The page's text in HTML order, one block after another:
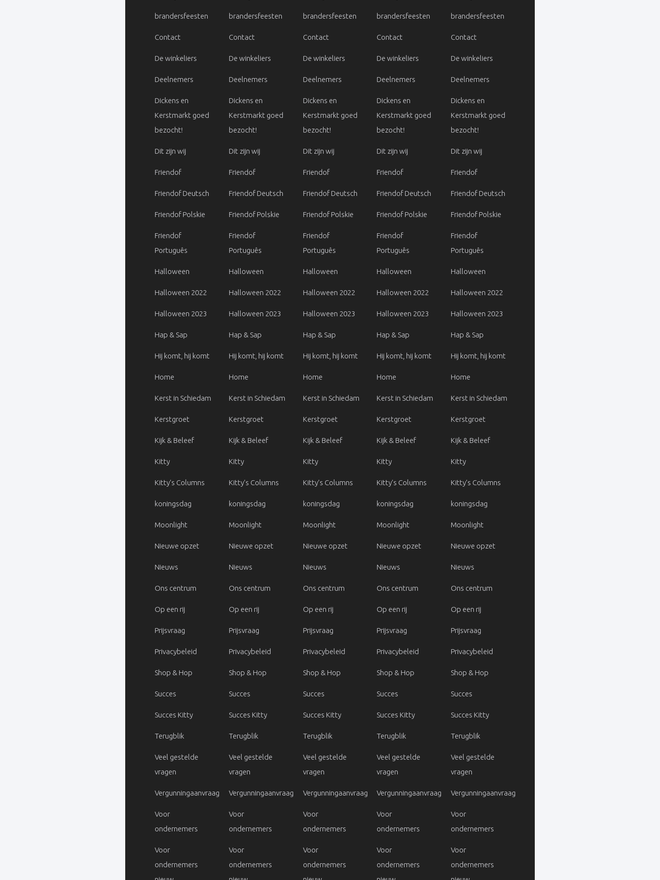
brandersfeesten
Contact
De winkeliers
Deelnemers
Dickens en
Kerstmarkt goed
bezocht!
Dit zijn wij
Friendof
Friendof Deutsch
Friendof Polskie
Friendof
Português
Halloween
Halloween 2022
Halloween 2023
Hap & Sap
Hij komt, hij komt
Home
Kerst in Schiedam
Kerstgroet
Kijk & Beleef
Kitty
Kitty’s Columns
koningsdag
Moonlight
Nieuwe opzet
Nieuws
Ons centrum
Op een rij
Prijsvraag
Privacybeleid
Shop & Hop
Succes
Succes Kitty
Terugblik
Veel gestelde
vragen
Vergunningaanvraag
Voor
ondernemers
Voor
ondernemers
brandersfeesten
Contact
De winkeliers
Deelnemers
Dickens en
Kerstmarkt goed
bezocht!
Dit zijn wij
Friendof
Friendof Deutsch
Friendof Polskie
Friendof
Português
Halloween
Halloween 2022
Halloween 2023
Hap & Sap
Hij komt, hij komt
Home
Kerst in Schiedam
Kerstgroet
Kijk & Beleef
Kitty
Kitty’s Columns
koningsdag
Moonlight
Nieuwe opzet
Nieuws
Ons centrum
Op een rij
Prijsvraag
Privacybeleid
Shop & Hop
Succes
Succes Kitty
Terugblik
Veel gestelde
vragen
Vergunningaanvraag
Voor
ondernemers
Voor
ondernemers
brandersfeesten
Contact
De winkeliers
Deelnemers
Dickens en
Kerstmarkt goed
bezocht!
Dit zijn wij
Friendof
Friendof Deutsch
Friendof Polskie
Friendof
Português
Halloween
Halloween 2022
Halloween 2023
Hap & Sap
Hij komt, hij komt
Home
Kerst in Schiedam
Kerstgroet
Kijk & Beleef
Kitty
Kitty’s Columns
koningsdag
Moonlight
Nieuwe opzet
Nieuws
Ons centrum
Op een rij
Prijsvraag
Privacybeleid
Shop & Hop
Succes
Succes Kitty
Terugblik
Veel gestelde
vragen
Vergunningaanvraag
Voor
ondernemers
Voor
ondernemers
brandersfeesten
Contact
De winkeliers
Deelnemers
Dickens en
Kerstmarkt goed
bezocht!
Dit zijn wij
Friendof
Friendof Deutsch
Friendof Polskie
Friendof
Português
Halloween
Halloween 2022
Halloween 2023
Hap & Sap
Hij komt, hij komt
Home
Kerst in Schiedam
Kerstgroet
Kijk & Beleef
Kitty
Kitty’s Columns
koningsdag
Moonlight
Nieuwe opzet
Nieuws
Ons centrum
Op een rij
Prijsvraag
Privacybeleid
Shop & Hop
Succes
Succes Kitty
Terugblik
Veel gestelde
vragen
Vergunningaanvraag
Voor
ondernemers
Voor
ondernemers
brandersfeesten
Contact
De winkeliers
Deelnemers
Dickens en
Kerstmarkt goed
bezocht!
Dit zijn wij
Friendof
Friendof Deutsch
Friendof Polskie
Friendof
Português
Halloween
Halloween 2022
Halloween 2023
Hap & Sap
Hij komt, hij komt
Home
Kerst in Schiedam
Kerstgroet
Kijk & Beleef
Kitty
Kitty’s Columns
koningsdag
Moonlight
Nieuwe opzet
Nieuws
Ons centrum
Op een rij
Prijsvraag
Privacybeleid
Shop & Hop
Succes
Succes Kitty
Terugblik
Veel gestelde
vragen
Vergunningaanvraag
Voor
ondernemers
Voor
ondernemers